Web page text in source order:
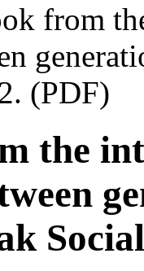
from
(PDF)
the